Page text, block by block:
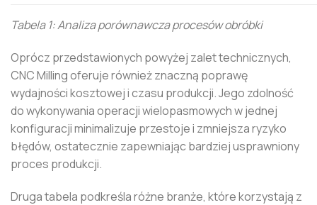
Tabela 1: Analiza porównawcza procesów obróbki
Oprócz przedstawionych powyżej zalet technicznych,
CNC Milling oferuje również znaczną poprawę
wydajności kosztowej i czasu produkcji. Jego zdolność
do wykonywania operacji wielopasmowych w jednej
konfiguracji minimalizuje przestoje i zmniejsza ryzyko
błędów, ostatecznie zapewniając bardziej usprawniony
proces produkcji.
Druga tabela podkreśla różne branże, które korzystają z